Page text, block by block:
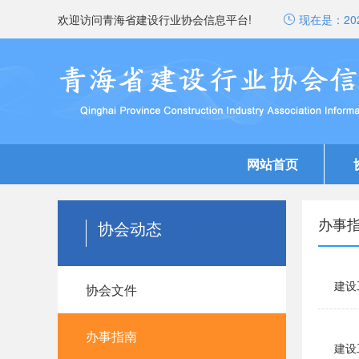
欢迎访问青海省建设行业协会信息平台! 现在是：
网站首页
协会动态
协会文件
办事指南
办事
建
建